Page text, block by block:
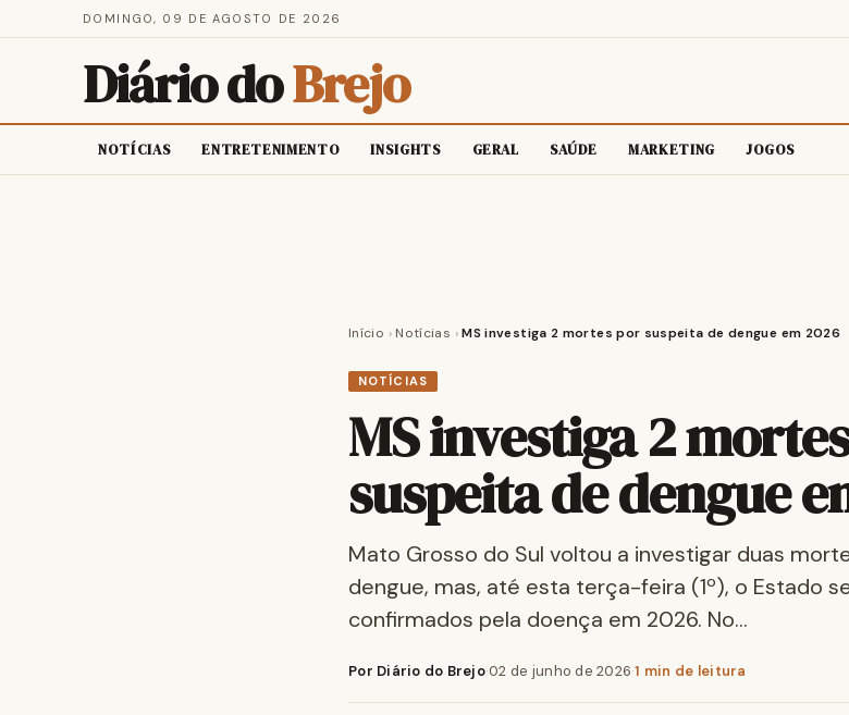
DOMINGO, 09 DE AGOSTO DE 2026
Diário doBrejo
NOTÍCIAS ENTRETENIMENTO INSIGHTS GERAL SAÚDE MARKETING JOGOS
Início › Notícias › MS investiga 2 mortes por suspeita de dengue em 2026
NOTÍCIAS
MS investiga 2
suspeita de dengue
Mato Grosso do Sul voltou a investigar duas
dengue, mas, até esta terça-feira (1º), o Estado
confirmados pela doença em 2026. No…
Por Diário do Brejo·02 de junho de 2026·1 min de leitura